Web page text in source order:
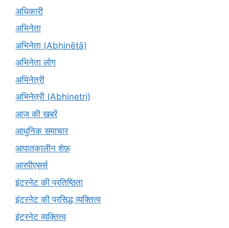
अधिकारी
अभिनेता
अभिनेता (Abhinētā)
अभिनेता लोग
अभिनेत्री
अभिनेत्री (Abhinetri)
आज की खबरें
आधुनिक समाचार
आपातकालीन शेफ़
आरपीएसर्स
इंटरनेट की प्रतिष्ठिता
इंटरनेट की प्रसिद्ध व्यक्तित्व
इंटरनेट व्यक्तित्व